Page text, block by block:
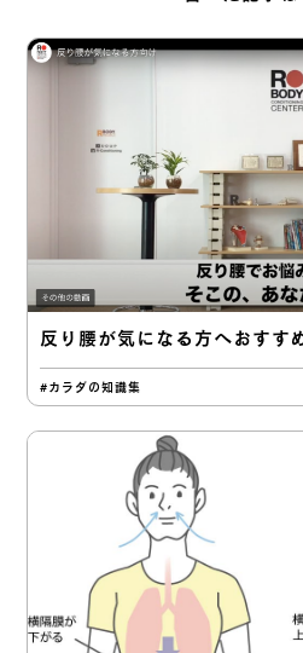
反り腰が気になる方へおすす
#カラダの知識集